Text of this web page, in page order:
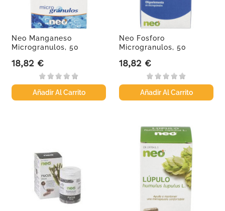
Neo Manganeso
Microgranulos, 50
Precio
18,82 €
Añadir Al Carrito
Neo Fosforo
Microgranulos, 50
Precio
18,82 €
Añadir Al Carrito